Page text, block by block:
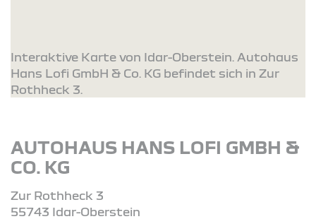
Interaktive Karte von Idar-Oberstein. Autohaus
Hans Lofi GmbH & Co. KG befindet sich in Zur
Rothheck 3.
AUTOHAUS HANS LOFI GMBH &
CO. KG
Zur Rothheck 3
55743 Idar-Oberstein